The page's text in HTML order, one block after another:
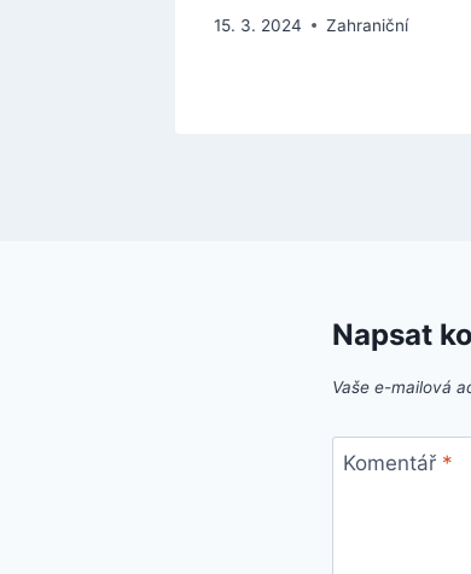
15. 3. 2024 Zahraniční
Napsat
Vaše e-mailová
Komentář *